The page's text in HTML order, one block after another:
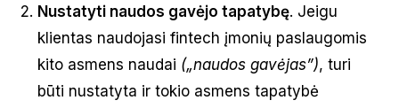
Nustatyti naudos gavėjo tapatybę. Jeigu
klientas naudojasi fintech įmonių paslaugomis
kito asmens naudai („naudos gavėjas”), turi
būti nustatyta ir tokio asmens tapatybė